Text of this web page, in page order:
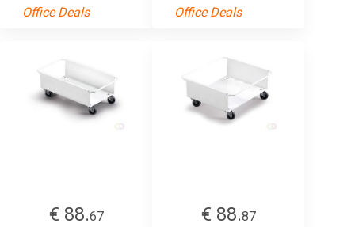
Office Deals
Office Deals
€ 88.67 € 88.87